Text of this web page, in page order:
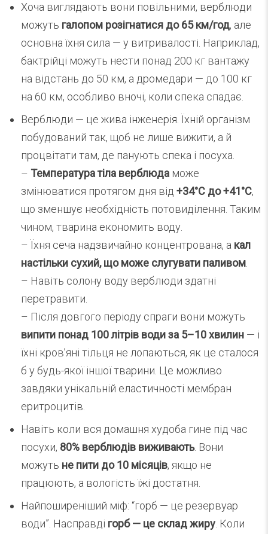
Хоча виглядають вони повільними, верблюди
можуть галопом розігнатися до 65 км/год, але
основна їхня сила — у витривалості. Наприклад,
бактрійці можуть нести понад 200 кг вантажу
на відстань до 50 км, а дромедари — до 100 кг
на 60 км, особливо вночі, коли спека спадає.
Верблюди — це жива інженерія. Їхній організм
побудований так, щоб не лише вижити, а й
процвітати там, де панують спека і посуха.
– Температура тіла верблюда може
змінюватися протягом дня від +34°C до +41°C,
що зменшує необхідність потовиділення. Таким
чином, тварина економить воду.
– Їхня сеча надзвичайно концентрована, а кал
настільки сухий, що може слугувати паливом.
– Навіть солону воду верблюди здатні
перетравити.
– Після довгого періоду спраги вони можуть
випити понад 100 літрів води за 5–10 хвилин — і
їхні кров’яні тільця не лопаються, як це сталося
б у будь-якої іншої тварини. Це можливо
завдяки унікальній еластичності мембран
еритроцитів.
Навіть коли вся домашня худоба гине під час
посухи, 80% верблюдів виживають. Вони
можуть не пити до 10 місяців, якщо не
працюють, а вологість їжі достатня.
Найпоширеніший міф: “горб — це резервуар
води”. Насправді горб — це склад жиру. Коли